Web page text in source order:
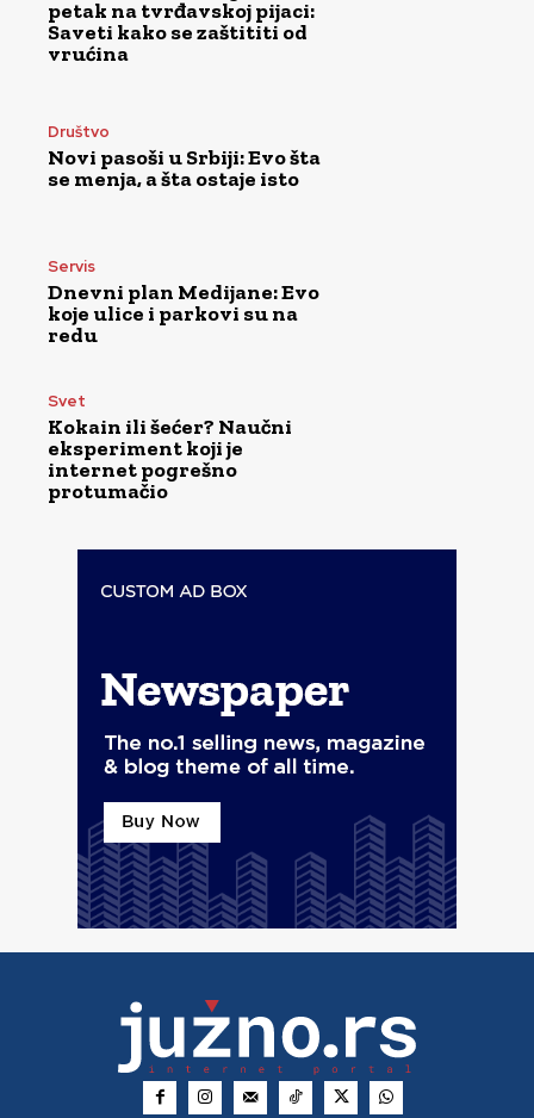
petak na tvrđavskoj pijaci:
Saveti kako se zaštititi od
vrućina
Društvo
Novi pasoši u Srbiji: Evo šta
se menja, a šta ostaje isto
Servis
Dnevni plan Medijane: Evo
koje ulice i parkovi su na
redu
Svet
Kokain ili šećer? Naučni
eksperiment koji je
internet pogrešno
protumačio